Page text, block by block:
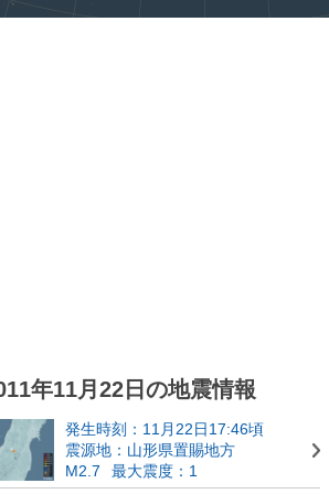
年11月22日の地震情報
発生時刻：11月22日17:46頃
震源地：山形県置賜地方
M2.7
最大震度：1